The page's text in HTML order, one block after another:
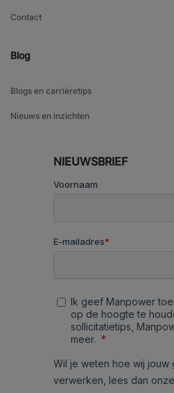
Contact
Blog
Blogs en carrièretips
Nieuws en inzichten
NIEUWSBRIEF